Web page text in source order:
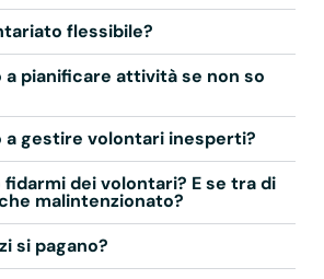
flessibile?
a pianificare attività se non so
a gestire volontari inesperti?
dei volontari? E se tra di
malintenzionato?
si pagano?